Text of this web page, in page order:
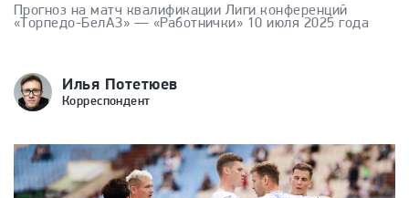
Прогноз на матч квалификации Лиги конференций
«Торпедо-БелАЗ» — «Работнички» 10 июля 2025 года
Илья Потетюев
Корреспондент